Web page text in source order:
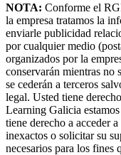
NOTA: Conforme el
la empresa tratamos la
enviarle publicidad
por cualquier medio
organizados por la
conservarán mientras no
se cederán a terceros
legal. Usted tiene
Learning Galicia
tiene derecho a acceder
inexactos o solicitar su
necesarios para los fines